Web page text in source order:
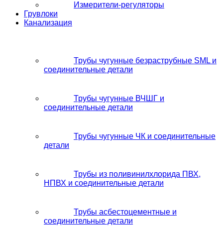
Измерители-регуляторы
Грувлоки
Канализация
Трубы чугунные безраструбные SML и
соединительные детали
Трубы чугунные ВЧШГ и
соединительные детали
Трубы чугунные ЧК и соединительные
детали
Трубы из поливинилхлорида ПВХ,
НПВХ и соединительные детали
Трубы асбестоцементные и
соединительные детали